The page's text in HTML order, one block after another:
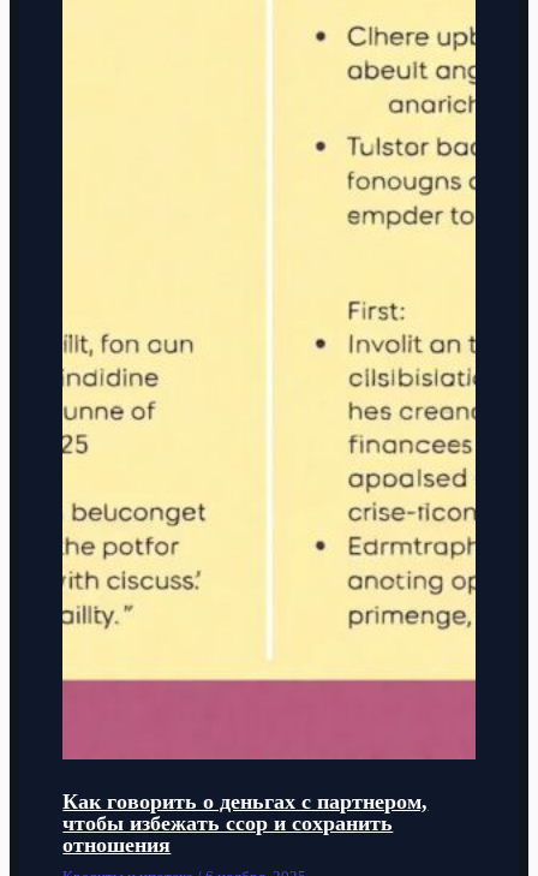
Как говорить о деньгах с партнером,
чтобы избежать ссор и сохранить
отношения